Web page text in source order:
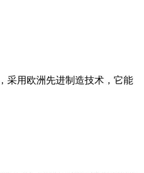
采用欧洲先进制造技术，它能